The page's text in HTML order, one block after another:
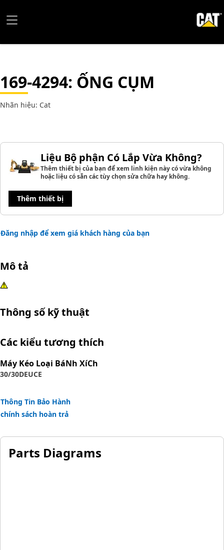
169-4294: ỐNG CỤM
Nhãn hiệu: Cat
Liệu Bộ phận Có Lắp Vừa Không?
Thêm thiết bị của bạn để xem linh kiện này có vừa không
hoặc liệu có sẵn các tùy chọn sửa chữa hay không.
Thêm thiết bị
Đăng nhập để xem giá khách hàng của bạn
Mô tả
Thông số kỹ thuật
Các kiểu tương thích
Máy Kéo Loại BáNh XíCh
30/30DEUCE
Thông Tin Bảo Hành
chính sách hoàn trả
Parts Diagrams